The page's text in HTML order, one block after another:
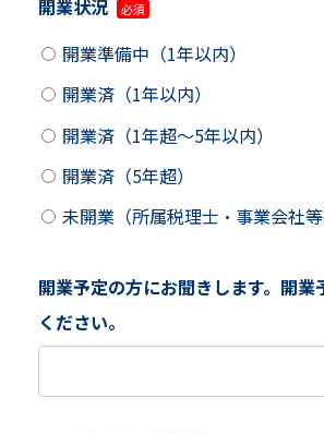
開業状況
開業準備中（1年以内）
開業済（1年以内）
開業済（1年超～5年以内）
開業済（5年超）
未開業（所属税理士・事業会社等
開業予定の方にお聞きします。開業
ください。